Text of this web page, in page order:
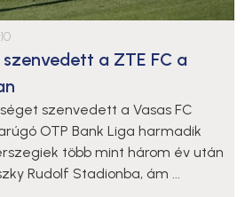
a ZTE FC a
szenvedett a Vasas FC
OTP Bank Liga harmadik
több mint három év után
Rudolf Stadionba, ám ...